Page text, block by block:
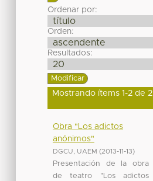
Ordenar por:
Orden:
Resultados:
Mostrando ítems 1-2 de 2
Obra "Los adictos
anónimos"
DGCU, UAEM (2013-11-13)
Presentación de la obra
de teatro "Los adictos